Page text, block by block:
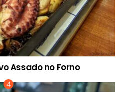
Assado no Forno